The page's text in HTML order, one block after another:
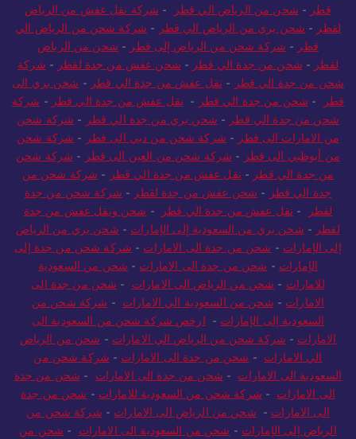
قطر - شحن من الرياض الي قطر - شركة نقل عفش من الرياض
لقطر - شحن بري من الرياض الي قطر - شركة شحن من الرياض الي
قطر - شركة شحن من الرياض إلى قطر - شحن من الرياض
لقطر - شحن من جدة الي قطر - شحن عفش من جدة لقطر - شركة
شحن من جدة الي قطر - نقل عفش من جدة الي قطر - شحن بري الى
قطر
- شحن من جدة الي قطر - نقل عفش من جدة الي قطر - شركة
شحن من جدة الي قطر - شحن بري من جدة الي قطر - شركة شحن
من الامارات الى قطر - شركة شحن من دبي الى قطر - شركة شحن
من أبوظبي الى قطر - شركة شحن من العين الى قطر - شركة شحن
من جدة الي قطر - نقل عفش من جدة الي قطر - شركة شحن من
جدة الي قطر - شحن عفش من جدة لقطر - شركة شحن من جدة
لقطر
- نقل عفش من جدة الي قطر - شحن ونقل عفش من جدة
لقطر - شحن بري من السعودية إلى الإمارات - شحن بري من الرياض
إلى الإمارات - شحن من جدة الى الامارات - شركة شحن من جدة إلى
الإمارات - شحن من جدة الى الامارات - شحن من السعودية
للامارات - شحن من الرياض الى الامارات - شحن من جدة الى
الامارات - شحن من السعودية الي الامارات - شركة شحن من
السعودية إلى الإمارات - ارخص شركة شحن من السعودية الى
الامارات - شركة شحن من الرياض الي الامارات - شحن من الرياض
الي الامارات - شحن من جدة الى الامارات - شركة شحن من
السعودية الى الامارات - شحن من جدة الى الامارات - شحن من جدة
الى الامارات - شركة شحن من السعودية للامارات - شحن من جدة
الى الامارات - شحن من الرياض الى الامارات - شركة شحن من
الرياض إلى الإمارات - شحن من السعودية الى الامارات - شحن من